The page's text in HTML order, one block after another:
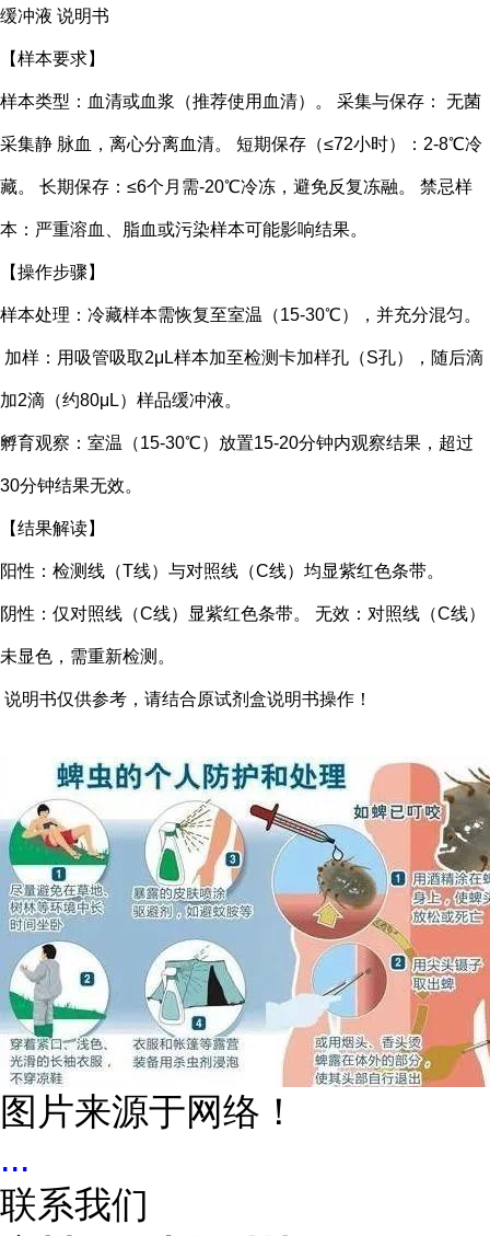
缓冲液 说明书
【样本要求】
样本类型：血清或血浆（推荐使用血清）。 采集与保存： 无菌
采集静 脉血，离心分离血清。 短期保存（≤72小时）：2-8℃冷
藏。 长期保存：≤6个月需-20℃冷冻，避免反复冻融。 禁忌样
本：严重溶血、脂血或污染样本可能影响结果。
【操作步骤】
样本处理：冷藏样本需恢复至室温（15-30℃），并充分混匀。
加样：用吸管吸取2μL样本加至检测卡加样孔（S孔），随后滴
加2滴（约80μL）样品缓冲液。
孵育观察：室温（15-30℃）放置15-20分钟内观察结果，超过
30分钟结果无效。
【结果解读】
阳性：检测线（T线）与对照线（C线）均显紫红色条带。
阴性：仅对照线（C线）显紫红色条带。 无效：对照线（C线）
未显色，需重新检测。
说明书仅供参考，请结合原试剂盒说明书操作！
图片来源于网络！
...
联系我们